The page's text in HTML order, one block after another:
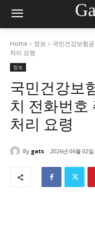
Home 정보
국민건강보험
처리 요령
정보
국민건강보
치 전화번호
처리 요령
By gats 2026년 06월 02일